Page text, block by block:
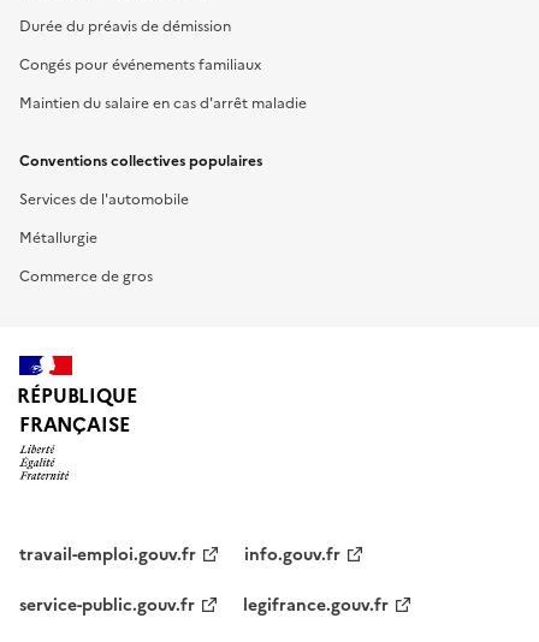
Durée du préavis de démission
Congés pour événements familiaux
Maintien du salaire en cas d'arrêt maladie
Conventions collectives populaires
Services de l'automobile
Métallurgie
Commerce de gros
RÉPUBLIQUE
FRANÇAISE
travail-emploi.gouv.fr
info.gouv.fr
service-public.gouv.fr
legifrance.gouv.fr